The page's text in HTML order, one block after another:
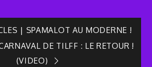
| SPAMALOT AU MODERNE !
DE TILFF : LE RETOUR !
(VIDEO)